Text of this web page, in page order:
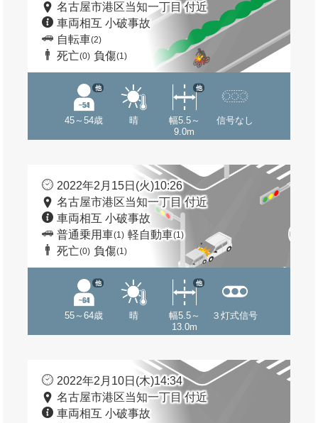
名古屋市港区当知一丁目 付近
車両相互 小破事故
自転車(2)
死亡(0) 負傷(1)
45～54歳
他
晴
幅5.5～
9.0m
他
信号なし
2022年2月15日(火)10:26
名古屋市港区当知一丁目 付近
車両相互 小破事故
普通乗用車(1) 軽自動車(1)
死亡(0) 負傷(1)
55～64歳
他
晴
幅5.5～
13.0m
他
３灯式信号
2022年2月10日(木)14:34
名古屋市港区当知一丁目 付近
車両相互 小破事故